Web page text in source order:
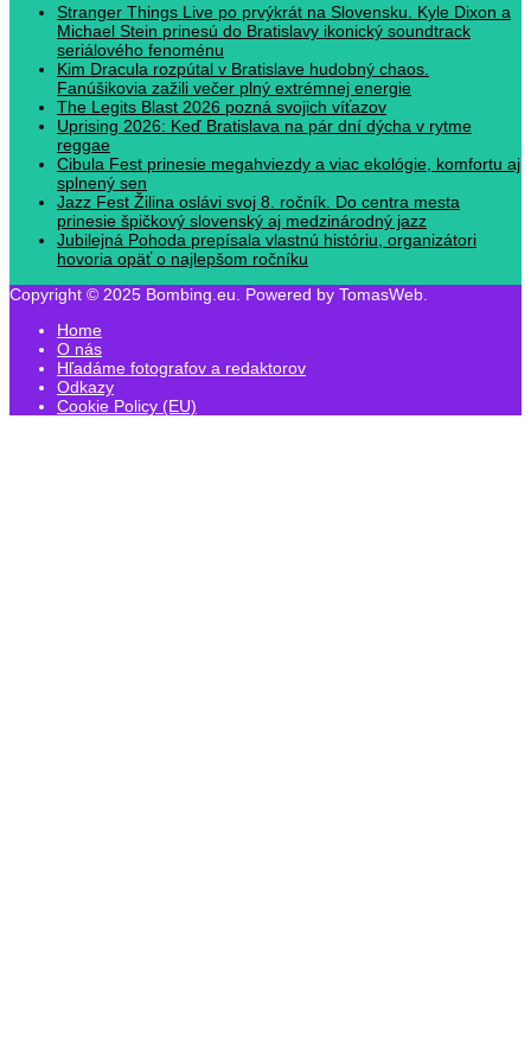
Stranger Things Live po prvýkrát na Slovensku. Kyle Dixon a
Michael Stein prinesú do Bratislavy ikonický soundtrack
seriálového fenoménu
Kim Dracula rozpútal v Bratislave hudobný chaos.
Fanúšikovia zažili večer plný extrémnej energie
The Legits Blast 2026 pozná svojich víťazov
Uprising 2026: Keď Bratislava na pár dní dýcha v rytme
reggae
Cibula Fest prinesie megahviezdy a viac ekológie, komfortu aj
splnený sen
Jazz Fest Žilina oslávi svoj 8. ročník. Do centra mesta
prinesie špičkový slovenský aj medzinárodný jazz
Jubilejná Pohoda prepísala vlastnú históriu, organizátori
hovoria opäť o najlepšom ročníku
Copyright © 2025 Bombing.eu. Powered by TomasWeb.
Home
O nás
Hľadáme fotografov a redaktorov
Odkazy
Cookie Policy (EU)